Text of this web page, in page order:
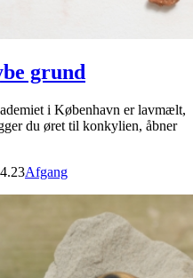
grund
i København er lavmælt,
du øret til konkylien, åbner
Afgang